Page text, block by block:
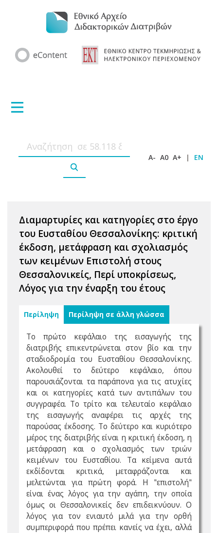
A- A0 A+ | EN
Διαμαρτυρίες και κατηγορίες στο έργο
του Ευσταθίου Θεσσαλονίκης: κριτική
έκδοση, μετάφραση και σχολιασμός
των κειμένων Επιστολή στους
Θεσσαλονικείς, Περί υποκρίσεως,
Λόγος για την έναρξη του έτους
Περίληψη Περίληψη σε άλλη γλώσσα
Το πρώτο κεφάλαιο της εισαγωγής της
διατριβής επικεντρώνεται στον βίο και την
σταδιοδρομία του Ευσταθίου Θεσσαλονίκης.
Ακολουθεί το δεύτερο κεφάλαιο, όπου
παρουσιάζονται τα παράπονα για τις ατυχίες
και οι κατηγορίες κατά των αντιπάλων του
συγγραφέα. Το τρίτο και τελευταίο κεφάλαιο
της εισαγωγής αναφέρει τις αρχές της
παρούσας έκδοσης. Το δεύτερο και κυριότερο
μέρος της διατριβής είναι η κριτική έκδοση, η
μετάφραση και ο σχολιασμός των τριών
κειμένων του Ευσταθίου. Τα κείμενα αυτά
εκδίδονται κριτικά, μεταφράζονται και
μελετώνται για πρώτη φορά. Η "επιστολή"
είναι ένας λόγος για την αγάπη, την οποία
όμως οι Θεσσαλονικείς δεν επιδεικνύουν. Ο
λόγος για τον ενιαυτό μιλά για την ορθή
συμπεριφορά που πρέπει κανείς να έχει, αλλά